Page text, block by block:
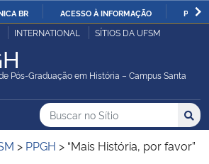
IR
O
BR ACESSO À INFORMAÇÃO
Pública
INTERNATIONAL SÍTIOS DA UFSM
Pós-Graduação em História – Campus Santa
do Sítio
Busca
Buscar no no Sítio
Busca:
> PPGH > “Mais História, por favor”